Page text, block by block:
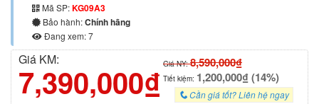
Mã SP:KG09A3
Bảo hành:Chính hãng
Đang xem: 7
Giá KM:
7,390,000₫ Giá NY:8,590,000₫
Tiết kiệm: 1,200,000₫ (14%)
Cần giá tốt? Liên hệ ngay